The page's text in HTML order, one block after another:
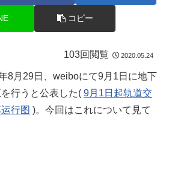
コピー
103回閲覧 2020.05.24
8月29日、weiboにて9月1日に地下
行うと公表した( 9月1日起轨道交
行图 )。今回はこれについて見て